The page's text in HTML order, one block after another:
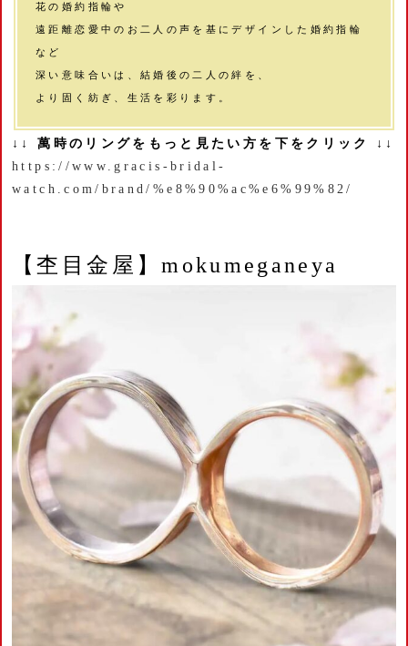
花の婚約指輪や
遠距離恋愛中のお二人の声を基にデザインした婚約指輪
など
深い意味合いは、結婚後の二人の絆を、
より固く紡ぎ、生活を彩ります。
↓↓ 萬時のリングをもっと見たい方を下をクリック ↓↓
https://www.gracis-bridal-
watch.com/brand/%e8%90%ac%e6%99%82/
【杢目金屋】mokumeganeya